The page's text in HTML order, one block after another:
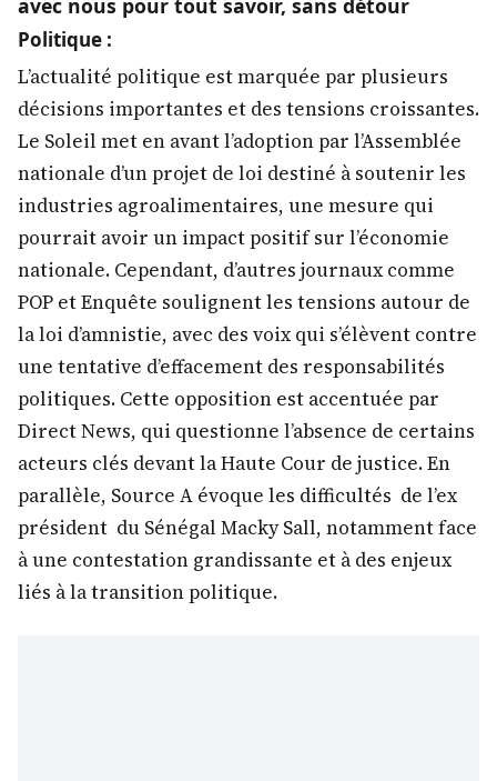
avec nous pour tout savoir, sans détour
Politique :
L’actualité politique est marquée par plusieurs
décisions importantes et des tensions croissantes.
Le Soleil met en avant l’adoption par l’Assemblée
nationale d’un projet de loi destiné à soutenir les
industries agroalimentaires, une mesure qui
pourrait avoir un impact positif sur l’économie
nationale. Cependant, d’autres journaux comme
POP et Enquête soulignent les tensions autour de
la loi d’amnistie, avec des voix qui s’élèvent contre
une tentative d’effacement des responsabilités
politiques. Cette opposition est accentuée par
Direct News, qui questionne l’absence de certains
acteurs clés devant la Haute Cour de justice. En
parallèle, Source A évoque les difficultés de l’ex
président du Sénégal Macky Sall, notamment face
à une contestation grandissante et à des enjeux
liés à la transition politique.